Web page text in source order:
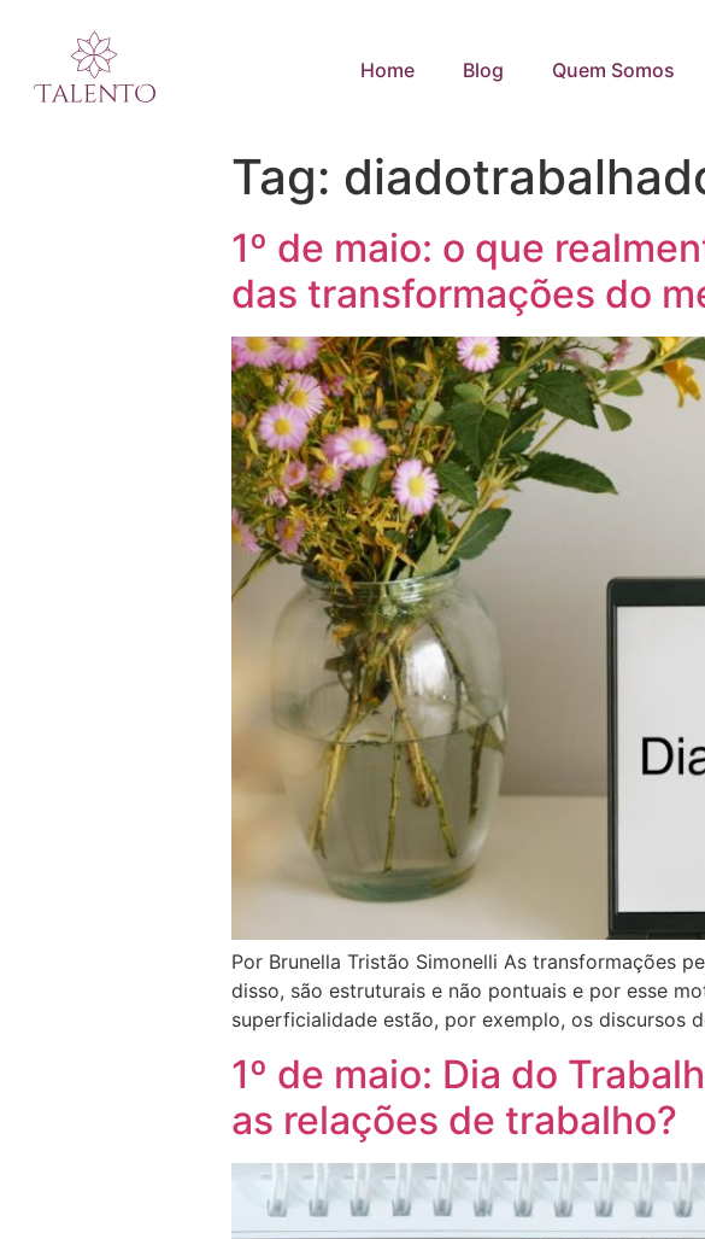
Home Blog Quem Somos
Tag:
1º de maio: o que
das transformações do
Por Brunella Tristão Simonelli As transformações
disso, são estruturais e não pontuais e por esse
superficialidade estão, por exemplo, os discursos
1º de maio: Dia do
as relações de trabalho?